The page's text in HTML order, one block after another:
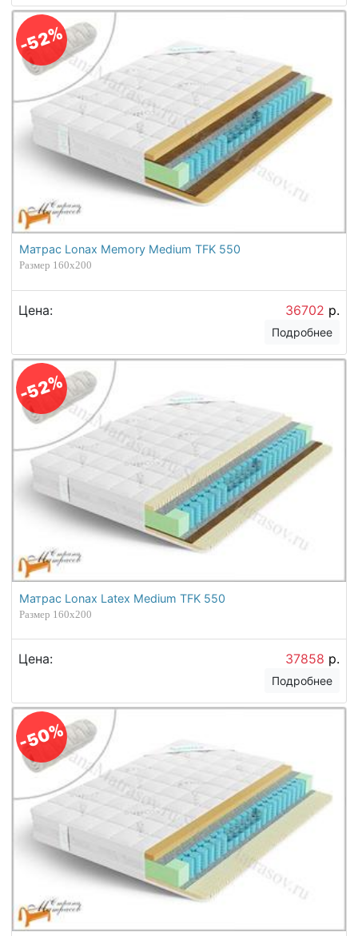
-52%
Матрас Lonax Memory Medium TFK 550
Размер 160х200
Цена: 36702 р.
Подробнее
-52%
Матрас Lonax Latex Medium TFK 550
Размер 160х200
Цена: 37858 р.
Подробнее
-50%